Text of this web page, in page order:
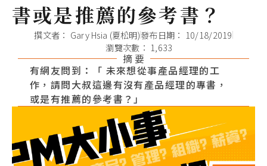
書或是推薦的參考書？
撰文者： Gary Hsia (夏松明)發布日期： 10/18/2019
瀏覽次數： 1,633
摘 要
有網友問到：「 未來想從事產品經理的工
作，‌‌請問大叔這邊有沒有產品經理的專書，‌‌
或是有推薦的參考書？」